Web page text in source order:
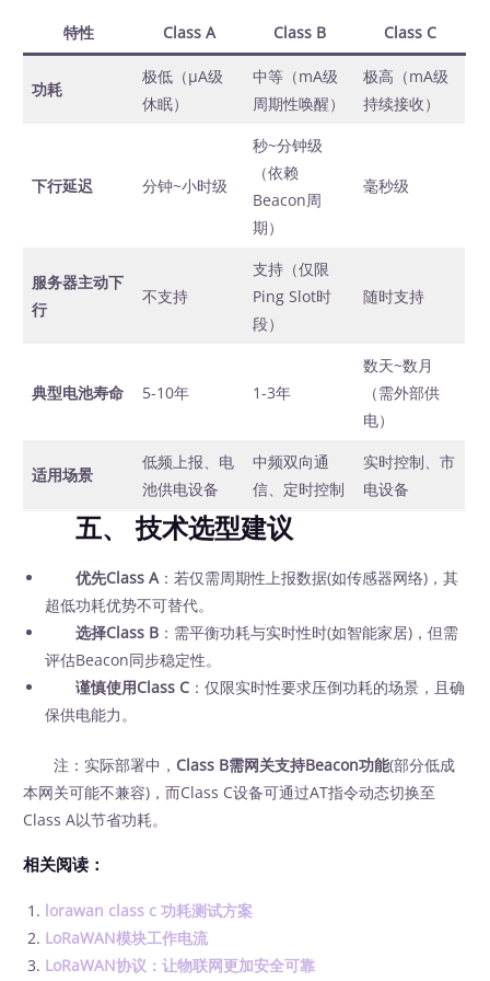
特性 Class A Class B Class C
功耗
极低（µA级
休眠）
中等（mA级
周期性唤醒）
极高（mA级
持续接收）
下行延迟 分钟~小时级
秒~分钟级
（依赖
Beacon周
期）
毫秒级
服务器主动下
行
不支持
支持（仅限
Ping Slot时
段）
随时支持
典型电池寿命 5-10年 1-3年
数天~数月
（需外部供
电）
适用场景
低频上报、电
池供电设备
中频双向通
信、定时控制
实时控制、市
电设备
五、 技术选型建议
优先Class A：若仅需周期性上报数据(如传感器网络)，其
超低功耗优势不可替代。
选择Class B ：需平衡功耗与实时性时(如智能家居)，但需
评估Beacon同步稳定性。
谨慎使用Class C ：仅限实时性要求压倒功耗的场景，且确
保供电能力。
注：实际部署中， Class B需网关支持Beacon功能(部分低成
本网关可能不兼容)，而Class C设备可通过AT指令动态切换至
Class A以节省功耗。
相关阅读：
lorawan class c 功耗测试方案
LoRaWAN模块工作电流
LoRaWAN协议：让物联网更加安全可靠